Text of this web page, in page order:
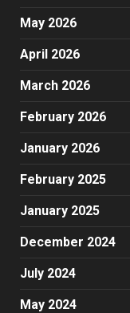
May 2026
April 2026
March 2026
February 2026
January 2026
February 2025
January 2025
December 2024
July 2024
May 2024